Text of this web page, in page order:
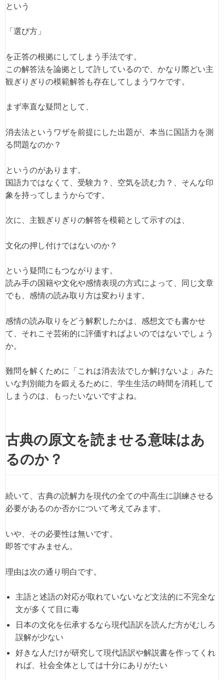
という
「選び方」
を正答の根拠にしてしまう手法です。
この解答法を論拠として許しているので、かなり際どい主
観ぎりぎりの模範解答も存在してしまうワケです。
まず率直な疑問として、
消去法というワザを前提にした出題が、本当に国語力を測
る問題なのか？
というのがあります。
国語力ではなくて、受験力？、空気を読む力？、そんな印
象を持ってしまうからです。
次に、主観ぎりぎりの解答を模範として示すのは、
文化の押し付けではないのか？
という疑問にもつながります。
読み手の国籍や文化や感情表現の方式によって、同じ文章
でも、感情の読み取り方は変わります。
感情の読み取りをどう解釈したかは、感想文でも書かせ
て、それこそ芸術的に評価すればよいのではないでしょう
か。
難問を解くために「これは消去法でしか解けないよ」みた
いな判別能力を鍛えるために、学生生活の時間を消耗して
しまうのは、もったいないですよね。
古典の原文を読ませる意味はあ
るのか？
続いて、古典の読解力を現代の全ての中高生に訓練させる
必要があるのか否かについて考えてみます。
いや、その必要性は無いです。
即答ですみません。
理由は次の通り明白です。
主語と述語の対応が取れていないなど文法的に不完全な
文が多くて目に毒
日本の文化を伝承するなら現代語訳を読んだ方がむしろ
誤解が少ない
好きな人だけが研究して現代語訳や解説書を作ってくれ
れば、社会全体としては十分にありがたい